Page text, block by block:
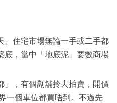
。住宅市場無論一手或二手都
底，當中「地底泥」要數商場
」，有個劏舖拎去拍賣，開價
一個車位都買唔到。不過先